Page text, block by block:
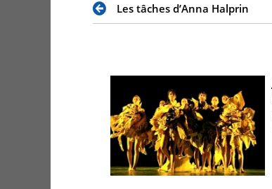
Les tâches d’Anna Halprin